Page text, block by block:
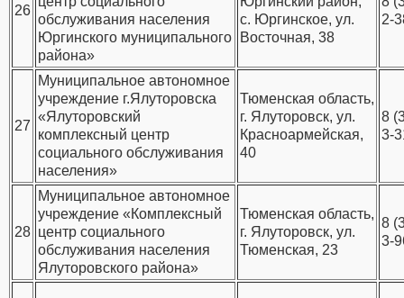
26
обслуживания населения
Юргинского муниципального
района»
с. Юргинское, ул.
Восточная, 38
2-
27
Муниципальное автономное
учреждение г.Ялуторовска
«Ялуторовский
комплексный центр
социального обслуживания
населения»
Тюменская область,
г. Ялуторовск, ул.
Красноармейская,
40
8
3-
28
Муниципальное автономное
учреждение «Комплексный
центр социального
обслуживания населения
Ялуторовского района»
Тюменская область,
г. Ялуторовск, ул.
Тюменская, 23
8
3-